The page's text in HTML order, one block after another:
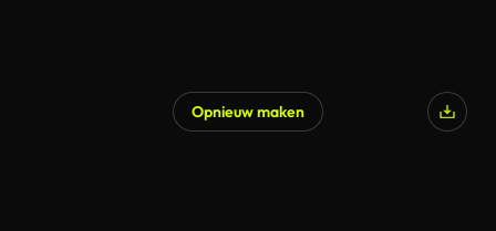
Opnieuw maken